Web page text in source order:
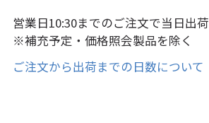
営業日10:30までのご注文で当日出荷
※補充予定・価格照会製品を除く
ご注文から出荷までの日数について